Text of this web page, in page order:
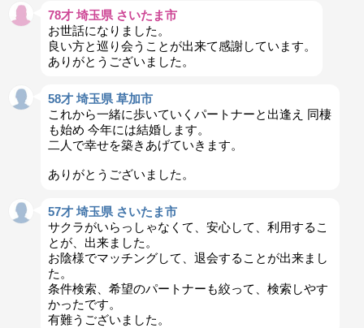
78才 埼玉県 さいたま市
お世話になりました。
良い方と巡り会うことが出来て感謝しています。
ありがとうございました。
58才 埼玉県 草加市
これから一緒に歩いていくパートナーと出逢え 同棲
も始め 今年には結婚します。
二人で幸せを築きあげていきます。
ありがとうございました。
57才 埼玉県 さいたま市
サクラがいらっしゃなくて、安心して、利用するこ
とが、出来ました。
お陰様でマッチングして、退会することが出来まし
た。
条件検索、希望のパートナーも絞って、検索しやす
かったです。
有難うございました。